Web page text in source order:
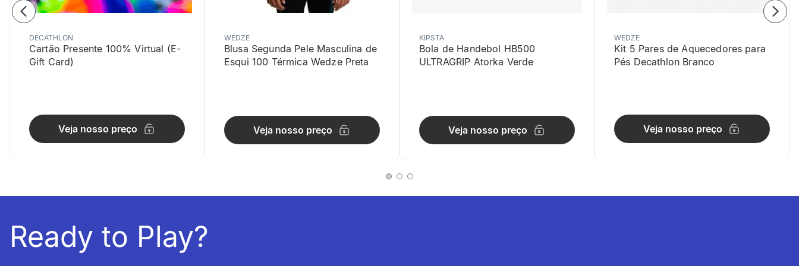
Respirabilidade
Tecido de malha que favorece a circulação de ar durante a prática esportiva.
DECATHLON
Cartão Presente 100% Virtual (E-
Gift Card)
Veja nosso preço
WEDZE
Blusa Segunda Pele Masculina de
Esqui 100 Térmica Wedze Preta
Veja nosso preço
KIPSTA
Bola de Handebol HB500
ULTRAGRIP Atorka Verde
Veja nosso preço
WEDZE
Kit 5 Pares de Aquecedores para
Pés Decathlon Branco
Veja nosso preço
Ready to Play?